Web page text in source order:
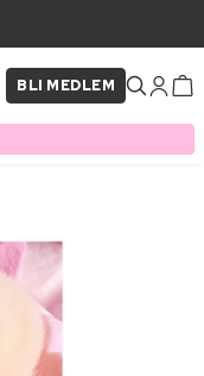
BLI MEDLEM